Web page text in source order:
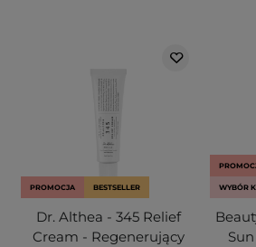
PROMOCJA BESTSELLER
Dr. Althea - 345 Relief
Cream - Regenerujący
WYBÓR